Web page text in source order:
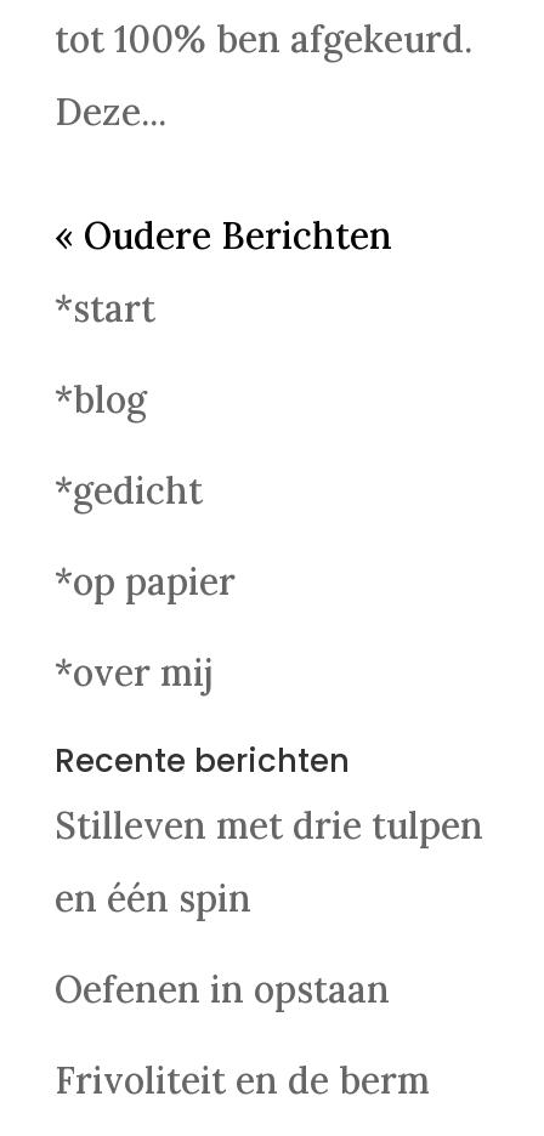
tot 100% ben afgekeurd.
Deze...
« Oudere Berichten
*start
*blog
*gedicht
*op papier
*over mij
Recente berichten
Stilleven met drie tulpen
en één spin
Oefenen in opstaan
Frivoliteit en de berm